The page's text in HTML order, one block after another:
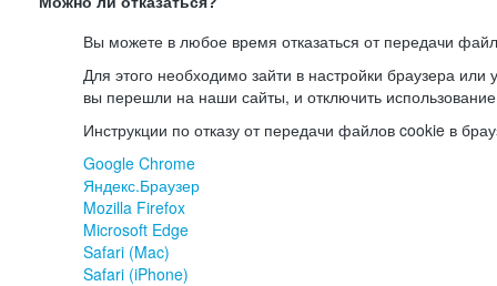
Вы можете в любое время отказаться от передачи
Для этого необходимо зайти в настройки браузера или
вы перешли на наши сайты, и отключить
Инструкции по отказу от передачи файлов cookie в
Google Chrome
Яндекс.Браузер
Mozilla Firefox
Microsoft Edge
Safari (Mac)
Safari (iPhone)